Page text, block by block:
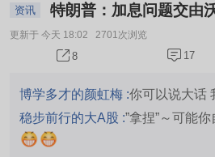
资讯 特朗普：加息问题交由
更新于 今天 18:02 2701次浏览
8 17
博学多才的颜虹梅 :你可以说大话
稳步前行的大A股 :”拿捏”～可能